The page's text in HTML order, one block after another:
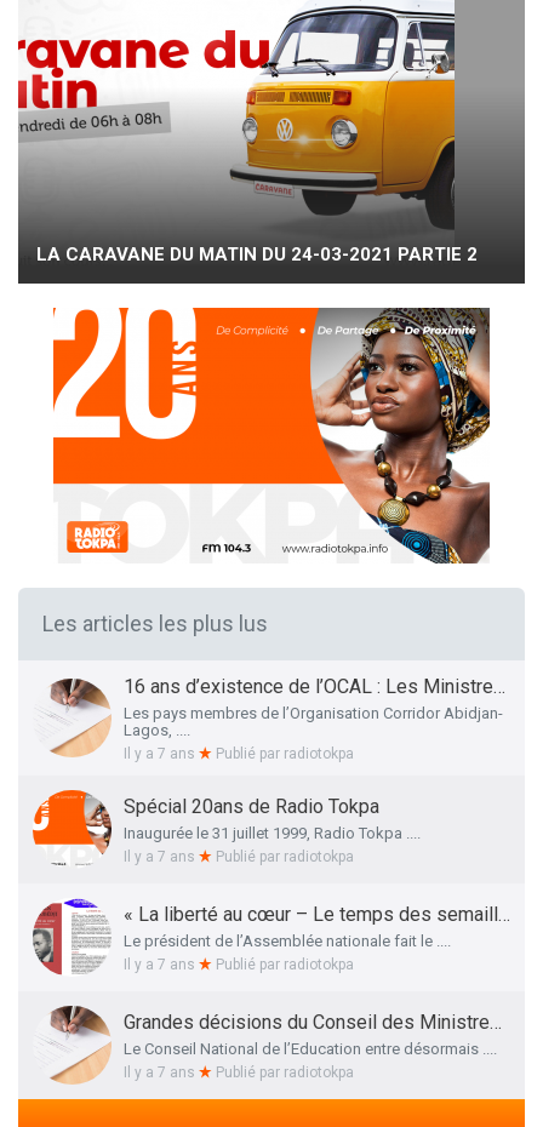
LA CARAVANE DU MATIN DU 24-03-2021 PARTIE 2
Les articles les plus lus
16 ans d’existence de l’OCAL : Les Ministres des Infrastructures et Transports et de la Santé présentent le bilan et les Perspectives
Les pays membres de l’Organisation Corridor Abidjan-
Lagos, ....
Il y a 7 ans Publié par radiotokpa
Spécial 20ans de Radio Tokpa
Inaugurée le 31 juillet 1999, Radio Tokpa ....
Il y a 7 ans Publié par radiotokpa
« La liberté au cœur – Le temps des semailles », l’essai autobiographique de Me Adrien HOUNGBEDJI rendu public
Le président de l’Assemblée nationale fait le ....
Il y a 7 ans Publié par radiotokpa
Grandes décisions du Conseil des Ministres de ce 27 Mars 2019 : La liste définitive des membres du Conseil National de l’Education dévoilée
Le Conseil National de l’Education entre désormais ....
Il y a 7 ans Publié par radiotokpa